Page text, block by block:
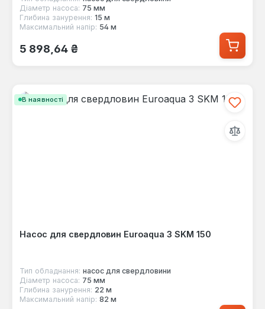
Діаметр насоса: 75 мм
Глибина занурення: 15 м
Максимальний напір: 54 м
Звичайна ціна:
5 898,64 ₴
В наявності
Насос для свердловин Euroaqua 3 SKM 150
Тип обладнання: насос для свердловини
Діаметр насоса: 75 мм
Глибина занурення: 22 м
Максимальний напір: 82 м